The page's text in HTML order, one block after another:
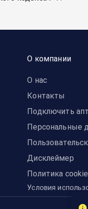
О компании
О нас
Контакты
Подключить
Персональные
Дисклеймер
Политика cookie
Условия